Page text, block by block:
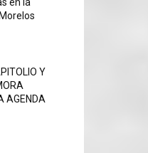
en la
Y
AGENDA